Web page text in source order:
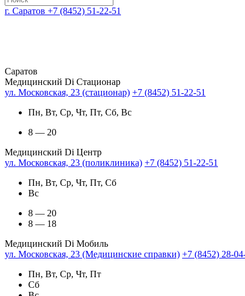
г. Саратов +7 (8452) 51-22-51
Саратов
Медицинский Di Стационар
ул. Московская, 23 (стационар) +7 (8452) 51-22-51
Пн, Вт, Ср, Чт, Пт, Сб, Вс
8 — 20
Медицинский Di Центр
ул. Московская, 23 (поликлиника) +7 (8452) 51-22-51
Пн, Вт, Ср, Чт, Пт, Сб
Вс
8 — 20
8 — 18
Медицинский Di Мобиль
ул. Московская, 23 (Медицинские справки) +7 (8452) 28-
Пн, Вт, Ср, Чт, Пт
Сб